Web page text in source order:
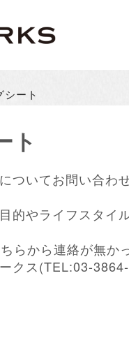
シート
ト
ついてお問い合わ
的やライフスタイ
らから連絡が無か
クス(TEL:03-